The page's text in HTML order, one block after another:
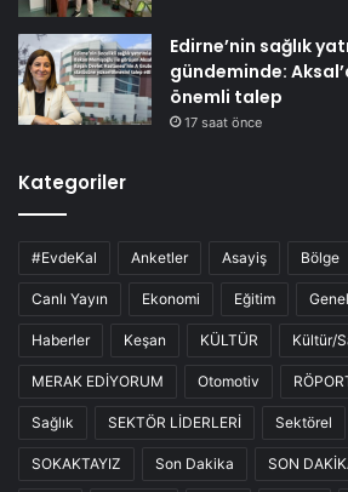
Edirne’nin sağlık
gündeminde:
önemli talep
17 saat önce
Kategoriler
#EvdeKal Anketler Asayiş Bölge
Canlı Yayın Ekonomi Eğitim Genel
Haberler Keşan KÜLTÜR Kültür/
MERAK EDİYORUM Otomotiv
Sağlık SEKTÖR LİDERLERİ Sektörel
SOKAKTAYIZ Son Dakika SON